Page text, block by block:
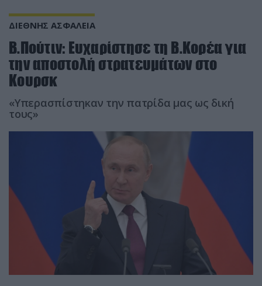
ΔΙΕΘΝΗΣ ΑΣΦΑΛΕΙΑ
Β.Πούτιν: Ευχαρίστησε τη Β.Κορέα για
την αποστολή στρατευμάτων στο
Κουρσκ
«Υπερασπίστηκαν την πατρίδα μας ως δική
τους»